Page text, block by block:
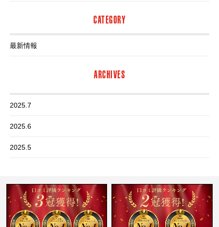
CATEGORY
最新情報
ARCHIVES
2025.7
2025.6
2025.5
2025.3
2025.2